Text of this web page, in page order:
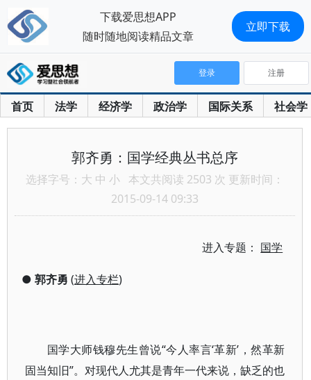
首页 法学 经济学 政治学 国际关系 社会学
登录 注册
郭齐勇：国学经典丛书总序
选择字号： 大 中 小 本文共阅读 2503 次 更新时间：
2015-09-14 09:33
进入专题： 国学
● 郭齐勇 (进入专栏)
国学大师钱穆先生曾说“今人率言‘革新’，然革新
固当知旧”。对现代人尤其是青年一代来说，缺乏的也
下载爱思想APP
随时随地阅读精品文章
立即下载